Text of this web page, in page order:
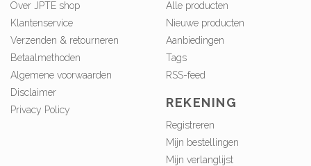
Over JPTE shop
Klantenservice
Verzenden & retourneren
Betaalmethoden
Algemene voorwaarden
Disclaimer
Privacy Policy
Alle producten
Nieuwe producten
Aanbiedingen
Tags
RSS-feed
REKENING
Registreren
Mijn bestellingen
Mijn verlanglijst